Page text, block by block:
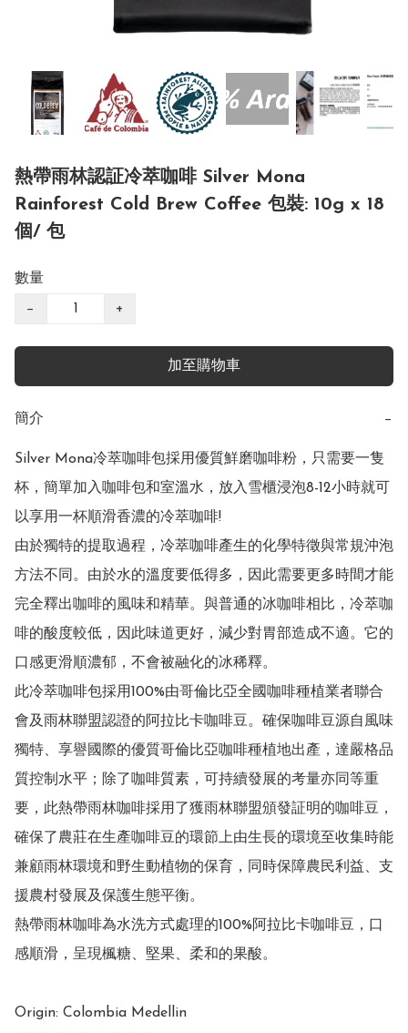
熱帶雨林認証冷萃咖啡 Silver Mona
Rainforest Cold Brew Coffee 包裝: 10g x 18
個/ 包
數量
− +
加至購物車
簡介 −
Silver Mona冷萃咖啡包採用優質鮮磨咖啡粉，只需要一隻
杯，簡單加入咖啡包和室溫水，放入雪櫃浸泡8-12小時就可
以享用一杯順滑香濃的冷萃咖啡!
由於獨特的提取過程，冷萃咖啡產生的化學特徵與常規沖泡
方法不同。由於水的溫度要低得多，因此需要更多時間才能
完全釋出咖啡的風味和精華。與普通的冰咖啡相比，冷萃咖
啡的酸度較低，因此味道更好，減少對胃部造成不適。它的
口感更滑順濃郁，不會被融化的冰稀釋。
此冷萃咖啡包採用100%由哥倫比亞全國咖啡種植業者聯合
會及雨林聯盟認證的阿拉比卡咖啡豆。確保咖啡豆源自風味
獨特、享譽國際的優質哥倫比亞咖啡種植地出產，達嚴格品
質控制水平；除了咖啡質素，可持續發展的考量亦同等重
要，此熱帶雨林咖啡採用了獲雨林聯盟頒發証明的咖啡豆，
確保了農莊在生產咖啡豆的環節上由生長的環境至收集時能
兼顧雨林環境和野生動植物的保育，同時保障農民利益、支
援農村發展及保護生態平衡。
熱帶雨林咖啡為水洗方式處理的100%阿拉比卡咖啡豆，口
感順滑，呈現楓糖、堅果、柔和的果酸。
Origin: Colombia Medellin